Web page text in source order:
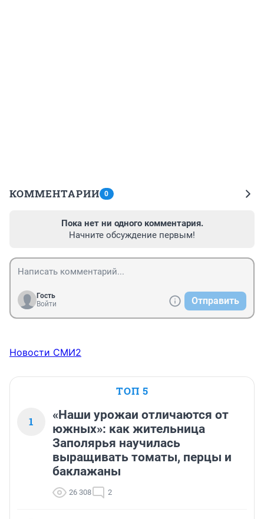
КОММЕНТАРИИ 0
Пока нет ни одного комментария.
Начните обсуждение первым!
Гость
Войти
Отправить
Новости СМИ2
ТОП 5
1
«Наши урожаи отличаются от
южных»: как жительница
Заполярья научилась
выращивать томаты, перцы и
баклажаны
26 308 2